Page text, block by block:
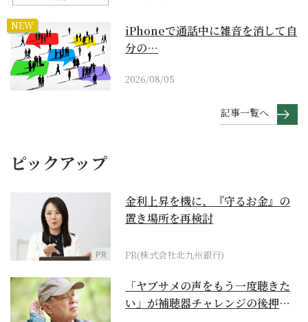
NEW
iPhoneで通話中に雑音を消して自
分の…
2026/08/05
記事一覧へ
ピックアップ
PR
金利上昇を機に、『守るお金』の
置き場所を再検討
PR(株式会社北九州銀行)
「ヤブサメの声をもう一度聴きた
い」が補聴器チャレンジの後押し